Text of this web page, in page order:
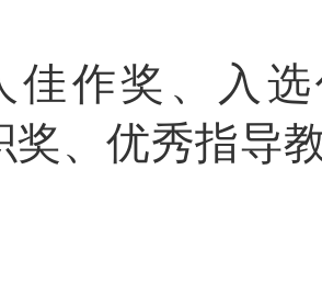
佳作奖、入
奖、优秀指导